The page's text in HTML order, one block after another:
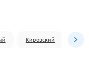
Кировский